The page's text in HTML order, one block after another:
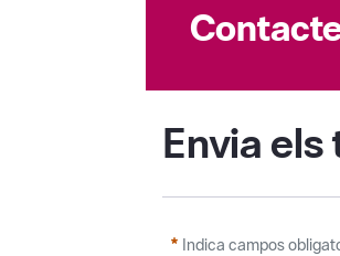
Envia
Indica campos